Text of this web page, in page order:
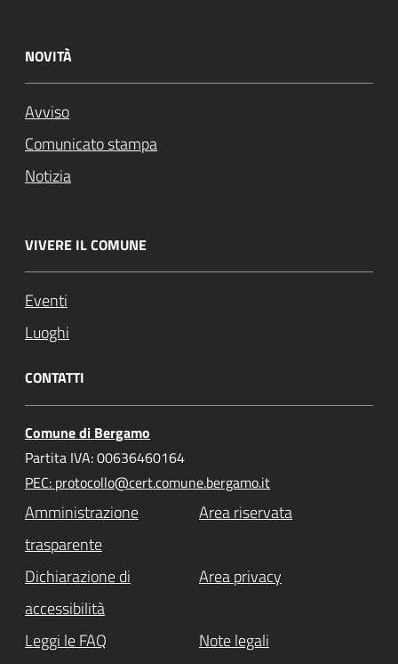
NOVITÀ
Avviso
Comunicato stampa
Notizia
VIVERE IL COMUNE
Eventi
Luoghi
CONTATTI
Comune di Bergamo
Partita IVA: 00636460164
PEC: protocollo@cert.comune.bergamo.it
Amministrazione
trasparente
Area riservata
Dichiarazione di
accessibilità
Area privacy
Leggi le FAQ Note legali